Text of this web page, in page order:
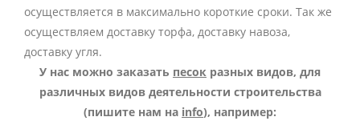
осуществляется в максимально короткие сроки. Так же
осуществляем доставку торфа, доставку навоза,
доставку угля.
У нас можно заказать песок разных видов, для
различных видов деятельности строительства
(пишите нам на info), например: